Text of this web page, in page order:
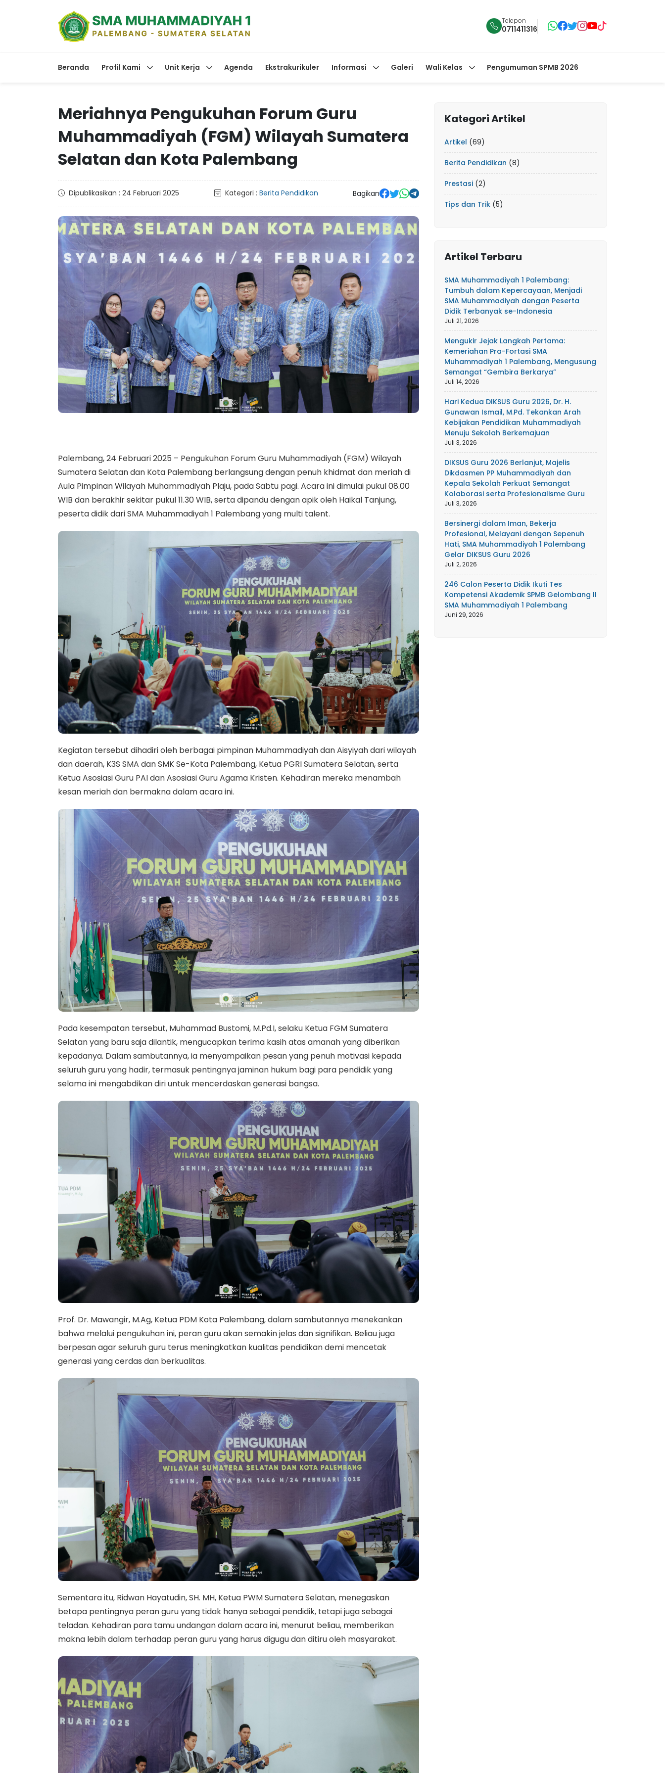
Telepon
0711411316
Beranda Profil Kami Unit Kerja Agenda Ekstrakurikuler Informasi Galeri Wali Kelas Pengumuman SPMB 2026
Meriahnya Pengukuhan Forum Guru
Muhammadiyah (FGM) Wilayah Sumatera
Selatan dan Kota Palembang
Dipublikasikan : 24 Februari 2025 Kategori : Berita Pendidikan Bagikan
Palembang, 24 Februari 2025 – Pengukuhan Forum Guru Muhammadiyah (FGM) Wilayah
Sumatera Selatan dan Kota Palembang berlangsung dengan penuh khidmat dan meriah di
Aula Pimpinan Wilayah Muhammadiyah Plaju, pada Sabtu pagi. Acara ini dimulai pukul 08.00
WIB dan berakhir sekitar pukul 11.30 WIB, serta dipandu dengan apik oleh Haikal Tanjung,
peserta didik dari SMA Muhammadiyah 1 Palembang yang multi talent.
Kegiatan tersebut dihadiri oleh berbagai pimpinan Muhammadiyah dan Aisyiyah dari wilayah
dan daerah, K3S SMA dan SMK Se-Kota Palembang, Ketua PGRI Sumatera Selatan, serta
Ketua Asosiasi Guru PAI dan Asosiasi Guru Agama Kristen. Kehadiran mereka menambah
kesan meriah dan bermakna dalam acara ini.
Pada kesempatan tersebut, Muhammad Bustomi, M.Pd.I, selaku Ketua FGM Sumatera
Selatan yang baru saja dilantik, mengucapkan terima kasih atas amanah yang diberikan
kepadanya. Dalam sambutannya, ia menyampaikan pesan yang penuh motivasi kepada
seluruh guru yang hadir, termasuk pentingnya jaminan hukum bagi para pendidik yang
selama ini mengabdikan diri untuk mencerdaskan generasi bangsa.
Prof. Dr. Mawangir, M.Ag, Ketua PDM Kota Palembang, dalam sambutannya menekankan
bahwa melalui pengukuhan ini, peran guru akan semakin jelas dan signifikan. Beliau juga
berpesan agar seluruh guru terus meningkatkan kualitas pendidikan demi mencetak
generasi yang cerdas dan berkualitas.
Sementara itu, Ridwan Hayatudin, SH. MH, Ketua PWM Sumatera Selatan, menegaskan
betapa pentingnya peran guru yang tidak hanya sebagai pendidik, tetapi juga sebagai
teladan. Kehadiran para tamu undangan dalam acara ini, menurut beliau, memberikan
makna lebih dalam terhadap peran guru yang harus digugu dan ditiru oleh masyarakat.
Kategori Artikel
Artikel (69)
Berita Pendidikan (8)
Prestasi (2)
Tips dan Trik (5)
Artikel Terbaru
SMA Muhammadiyah 1 Palembang:
Tumbuh dalam Kepercayaan, Menjadi
SMA Muhammadiyah dengan Peserta
Didik Terbanyak se-Indonesia
Juli 21, 2026
Mengukir Jejak Langkah Pertama:
Kemeriahan Pra-Fortasi SMA
Muhammadiyah 1 Palembang, Mengusung
Semangat “Gembira Berkarya”
Juli 14, 2026
Hari Kedua DIKSUS Guru 2026, Dr. H.
Gunawan Ismail, M.Pd. Tekankan Arah
Kebijakan Pendidikan Muhammadiyah
Menuju Sekolah Berkemajuan
Juli 3, 2026
DIKSUS Guru 2026 Berlanjut, Majelis
Dikdasmen PP Muhammadiyah dan
Kepala Sekolah Perkuat Semangat
Kolaborasi serta Profesionalisme Guru
Juli 3, 2026
Bersinergi dalam Iman, Bekerja
Profesional, Melayani dengan Sepenuh
Hati, SMA Muhammadiyah 1 Palembang
Gelar DIKSUS Guru 2026
Juli 2, 2026
246 Calon Peserta Didik Ikuti Tes
Kompetensi Akademik SPMB Gelombang II
SMA Muhammadiyah 1 Palembang
Juni 29, 2026